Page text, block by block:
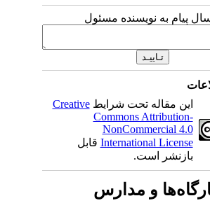
پیام به نویسنده مسئول
این مقاله تحت شرایطCreative
Commons Attribution-
NonCommercial 4.0
International Licenseقابل
بازنشر است.
و مدارس